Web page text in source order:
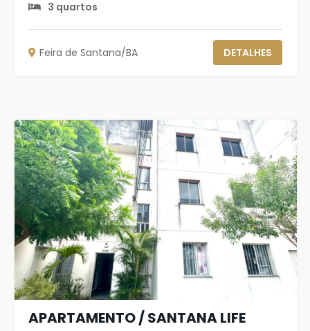
3 quartos
Feira de Santana/BA DETALHES
APARTAMENTO / SANTANA LIFE